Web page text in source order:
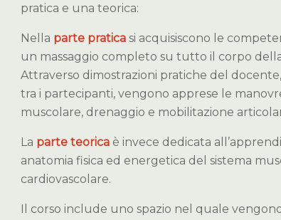
pratica e una teorica:
Nella parte pratica si acquisiscono le
un massaggio completo su tutto il corpo
Attraverso dimostrazioni pratiche del
tra i partecipanti, vengono apprese le
muscolare, drenaggio e mobilitazione
La parte teorica è invece dedicata
anatomia fisica ed energetica del sistema
cardiovascolare.
Il corso include uno spazio nel quale